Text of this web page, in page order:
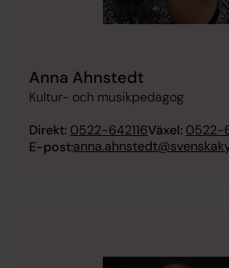
Anna Ahnstedt
Kultur- och musikpedagog
Direkt: 0522-642116Växel: 0522-
E-post: